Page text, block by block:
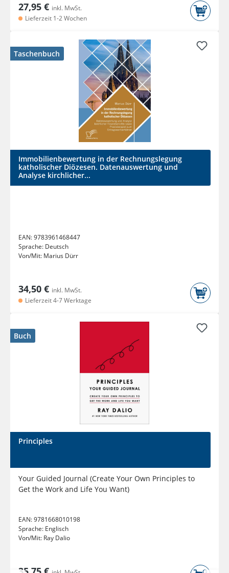
27,95 € inkl. MwSt.
Lieferzeit 1-2 Wochen
Taschenbuch
Immobilienbewertung in der Rechnungslegung
katholischer Diözesen. Datenauswertung und
Analyse kirchlicher...
EAN:9783961468447
Sprache: Deutsch
Von/Mit: Marius Dürr
34,50 € inkl. MwSt.
Lieferzeit 4-7 Werktage
Buch
Principles
Your Guided Journal (Create Your Own Principles to
Get the Work and Life You Want)
EAN:9781668010198
Sprache: Englisch
Von/Mit: Ray Dalio